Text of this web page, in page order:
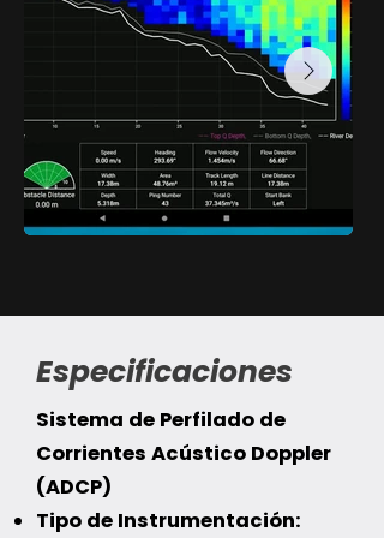
Especificaciones
Sistema de Perfilado de
Corrientes Acústico Doppler
(ADCP)
Tipo de Instrumentación: